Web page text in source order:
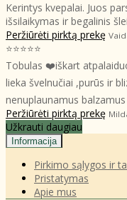
Kerintys kvepalai. Juos
išsilaikymas ir begalinis
Peržiūrėti pirktą prekę
⭐⭐⭐⭐⭐
Tobulas ❤️iškart
lieka švelnučiai ,purūs ir
nenuplaunamus balzamus
Peržiūrėti pirktą prekę
Užkrauti daugiau
Informacija
Pirkimo sąlygos ir
Pristatymas
Apie mus